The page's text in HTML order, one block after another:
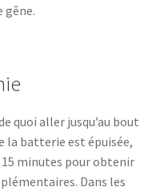
gêne.
quoi aller jusqu’au bout
la batterie est épuisée,
minutes pour obtenir
Dans les